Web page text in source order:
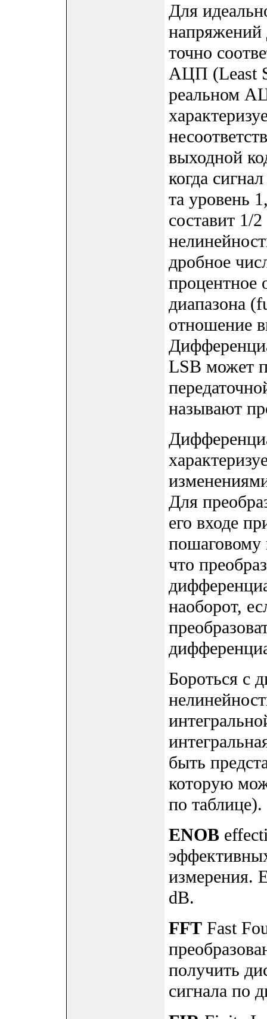
Для
напряжений
точно
АЦП (Least
реальном
выходной
когда
та уровень
составит 1/
дробное
процентное
диапазона
отношение
LSB может
называют
Для
его входе
пошаговому
что
наоборот,
Бороться с
быть
которую
по таблице).
ENOB
измерения.
dB.
FFT Fast
получить
сигнала по